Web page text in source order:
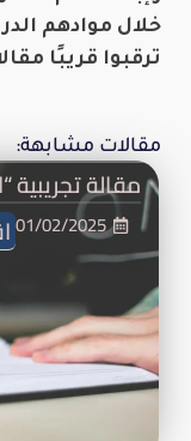
خلال موادهم
ترقبوا قريبًا
مقالات مشابهة:
مقالة تجريبية
01/02/2025